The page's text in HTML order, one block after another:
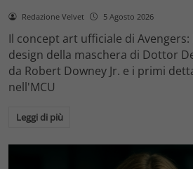
Redazione Velvet 5 Agosto 2026
Il concept art ufficiale di
design della maschera di Dottor
da Robert Downey Jr. e i primi
nell'MCU
Leggi di più